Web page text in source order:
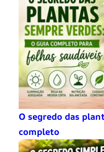
O segredo das
completo